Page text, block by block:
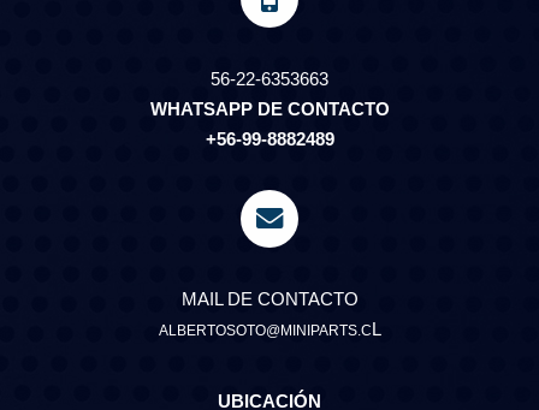
56-22-6353663
WHATSAPP DE CONTACTO
+56-99-8882489
MAIL DE CONTACTO
ALBERTOSOTO@MINIPARTS.CL
UBICACIÓN